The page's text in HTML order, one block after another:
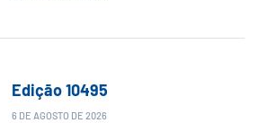
Edição 10495
6 DE AGOSTO DE 2026